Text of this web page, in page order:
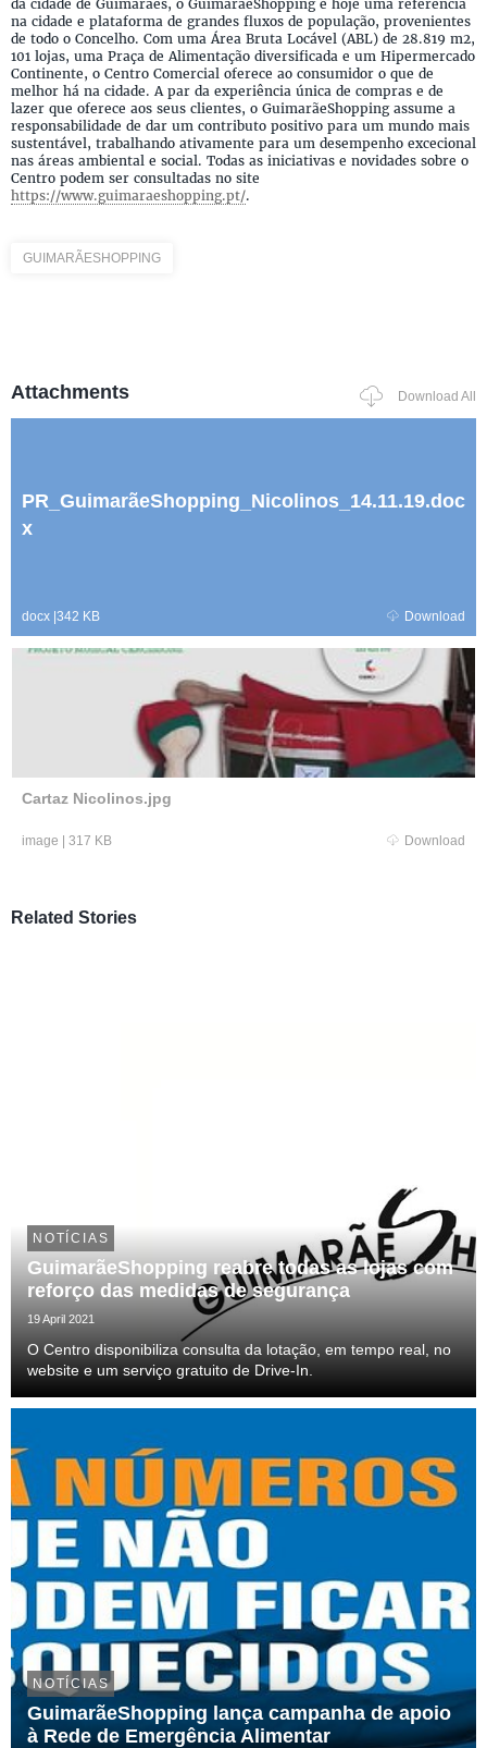
da cidade de Guimarães, o GuimarãeShopping é hoje uma referência
na cidade e plataforma de grandes fluxos de população, provenientes
de todo o Concelho. Com uma Área Bruta Locável (ABL) de 28.819 m2,
101 lojas, uma Praça de Alimentação diversificada e um Hipermercado
Continente, o Centro Comercial oferece ao consumidor o que de
melhor há na cidade. A par da experiência única de compras e de
lazer que oferece aos seus clientes, o GuimarãeShopping assume a
responsabilidade de dar um contributo positivo para um mundo mais
sustentável, trabalhando ativamente para um desempenho excecional
nas áreas ambiental e social. Todas as iniciativas e novidades sobre o
Centro podem ser consultadas no site
https://www.guimaraeshopping.pt/.
GUIMARÃESHOPPING
Attachments Download All
PR_GuimarãeShopping_Nicolinos_14.11.19.doc
x
docx 342 KB Download
Cartaz Nicolinos.jpg
image 317 KB Download
Related Stories
NOTÍCIAS
GuimarãeShopping reabre todas as lojas com
reforço das medidas de segurança
19 April 2021
O Centro disponibiliza consulta da lotação, em tempo real, no
website e um serviço gratuito de Drive-In.
NOTÍCIAS
GuimarãeShopping lança campanha de apoio
à Rede de Emergência Alimentar